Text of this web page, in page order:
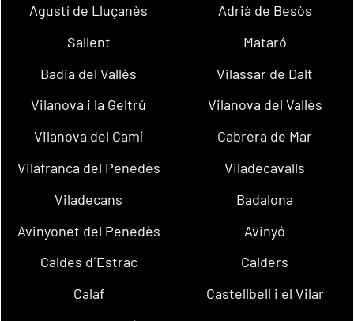
Agustí de Lluçanès
Adrià de Besòs
Sallent
Mataró
Badia del Vallès
Vilassar de Dalt
Vilanova i la Geltrú
Vilanova del Vallès
Vilanova del Camí
Cabrera de Mar
Vilafranca del Penedès
Viladecavalls
Viladecans
Badalona
Avinyonet del Penedès
Avinyó
Caldes d´Estrac
Calders
Calaf
Castellbell i el Vilar